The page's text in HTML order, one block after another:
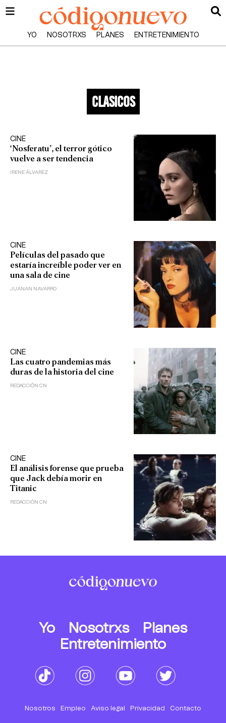
YO NOSOTRXS PLANES ENTRETENIMIENTO
clasicos
CINE
‘Nosferatu’, el terror gótico
vuelve a ser tendencia
IRENE ÁLVAREZ
CINE
Películas del pasado que
estaría increíble poder ver en
una sala de cine
JUANAN NAVARRO
CINE
Las cuatro pandemias más
duras de la historia del cine
REDACCIÓN CN
CINE
El análisis forense que prueba
que Jack debía morir en
Titanic
REDACCIÓN CN
Yo Nosotrxs
Planes
Entretenimiento
Nosotros Empleo Aviso legal Privacidad Contacto